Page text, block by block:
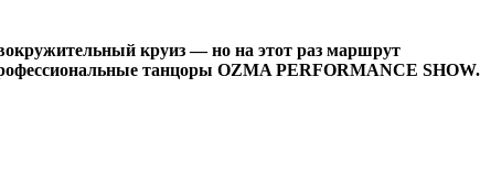
круиз — но на этот раз маршрут
танцоры OZMA PERFORMANCE SHOW.